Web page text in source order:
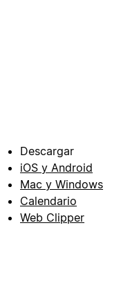
Descargar
iOS y Android
Mac y Windows
Calendario
Web Clipper